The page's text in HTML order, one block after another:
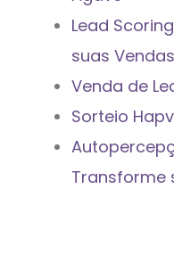
Lead
suas
Venda de
Sorteio
Transforme